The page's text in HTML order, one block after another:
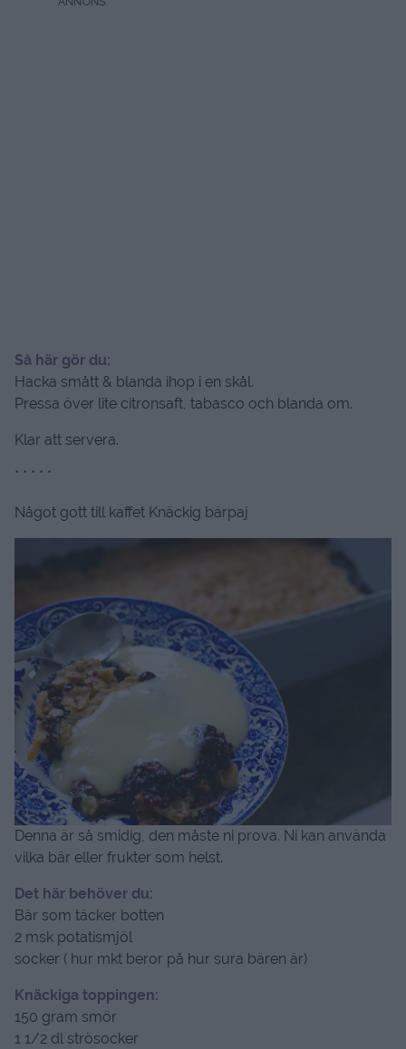
Så här gör du:
Hacka smått & blanda ihop i en skål.
Pressa över lite citronsaft, tabasco och blanda om.
Klar att servera.
* * * * *
Något gott till kaffet Knäckig bärpaj
Denna är så smidig, den måste ni prova. Ni kan använda
vilka bär eller frukter som helst.
Det här behöver du:
Bär som täcker botten
2 msk potatismjöl
socker ( hur mkt beror på hur sura bären är)
Knäckiga toppingen:
150 gram smör
1 1/2 dl strösocker